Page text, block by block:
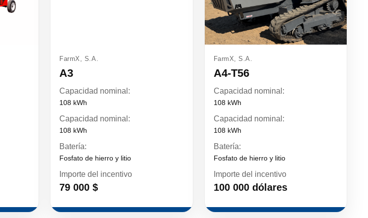
FarmX, S.A.
A3
Capacidad nominal:
108 kWh
Capacidad nominal:
108 kWh
Batería:
Fosfato de hierro y litio
Importe del incentivo
79 000 $
FarmX, S.A.
A4-T56
Capacidad nominal:
108 kWh
Capacidad nominal:
108 kWh
Batería:
Fosfato de hierro y litio
Importe del incentivo
100 000 dólares